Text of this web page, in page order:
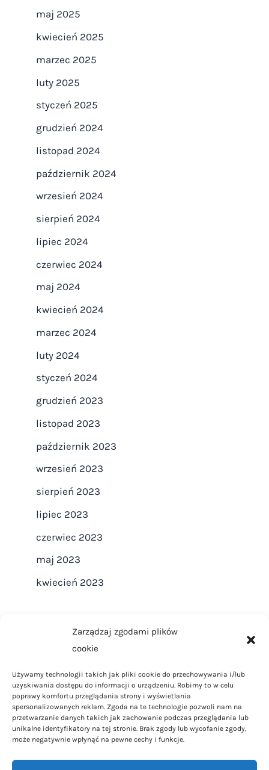
Zarządzaj zgodami plików
cookie
Używamy technologii takich jak pliki cookie do przechowywania i/lub
uzyskiwania dostępu do informacji o urządzeniu. Robimy to w celu
poprawy komfortu przeglądania strony i wyświetlania
spersonalizowanych reklam. Zgoda na te technologie pozwoli nam na
przetwarzanie danych takich jak zachowanie podczas przeglądania lub
unikalne identyfikatory na tej stronie. Brak zgody lub wycofanie zgody,
może negatywnie wpłynąć na pewne cechy i funkcje.
maj 2025
kwiecień 2025
marzec 2025
luty 2025
styczeń 2025
grudzień 2024
listopad 2024
październik 2024
wrzesień 2024
sierpień 2024
lipiec 2024
czerwiec 2024
maj 2024
kwiecień 2024
marzec 2024
luty 2024
styczeń 2024
grudzień 2023
listopad 2023
październik 2023
wrzesień 2023
sierpień 2023
lipiec 2023
czerwiec 2023
maj 2023
kwiecień 2023
Regulamin
Polityka Prywatności
Polityka Cookies
Kontakt